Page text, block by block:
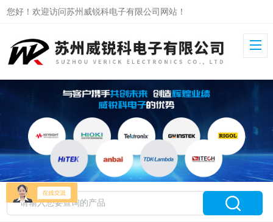
您好！欢迎访问苏州威锐科电子有限公司网站！